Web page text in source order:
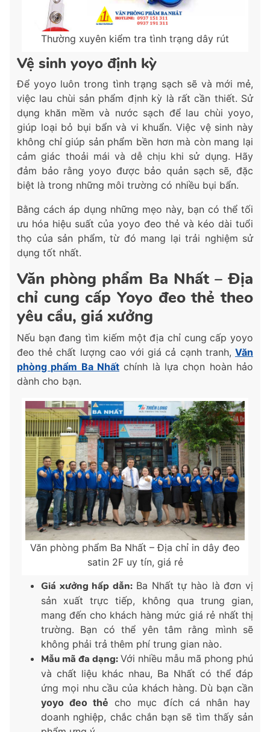
Thường xuyên kiểm tra tình trạng dây rút
Vệ sinh yoyo định kỳ
Để yoyo luôn trong tình trạng sạch sẽ và mới mẻ,
việc lau chùi sản phẩm định kỳ là rất cần thiết. Sử
dụng khăn mềm và nước sạch để lau chùi yoyo,
giúp loại bỏ bụi bẩn và vi khuẩn. Việc vệ sinh này
không chỉ giúp sản phẩm bền hơn mà còn mang lại
cảm giác thoải mái và dễ chịu khi sử dụng. Hãy
đảm bảo rằng yoyo được bảo quản sạch sẽ, đặc
biệt là trong những môi trường có nhiều bụi bẩn.
Bằng cách áp dụng những mẹo này, bạn có thể tối
ưu hóa hiệu suất của yoyo đeo thẻ và kéo dài tuổi
thọ của sản phẩm, từ đó mang lại trải nghiệm sử
dụng tốt nhất.
Văn phòng phẩm Ba Nhất – Địa
chỉ cung cấp Yoyo đeo thẻ theo
yêu cầu, giá xưởng
Nếu bạn đang tìm kiếm một địa chỉ cung cấp yoyo
đeo thẻ chất lượng cao với giá cả cạnh tranh, Văn
phòng phẩm Ba Nhất chính là lựa chọn hoàn hảo
dành cho bạn.
Văn phòng phẩm Ba Nhất – Địa chỉ in dây đeo
satin 2F uy tín, giá rẻ
Giá xưởng hấp dẫn: Ba Nhất tự hào là đơn vị
sản xuất trực tiếp, không qua trung gian,
mang đến cho khách hàng mức giá rẻ nhất thị
trường. Bạn có thể yên tâm rằng mình sẽ
không phải trả thêm phí trung gian nào.
Mẫu mã đa dạng: Với nhiều mẫu mã phong phú
và chất liệu khác nhau, Ba Nhất có thể đáp
ứng mọi nhu cầu của khách hàng. Dù bạn cần
yoyo đeo thẻ cho mục đích cá nhân hay
doanh nghiệp, chắc chắn bạn sẽ tìm thấy sản